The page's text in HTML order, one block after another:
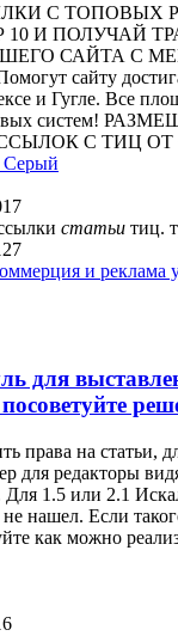
С ТОПОВЫХ
10 И ПОЛУЧАЙ
САЙТА С
сайту
и Гугле. Все
систем!
С ТИЦ ОТ +
Серый
статьи тиц.
и реклама
для
права на статьи,
для редакторы
Для 1.5 или 2.1
не нашел. Если
как можно